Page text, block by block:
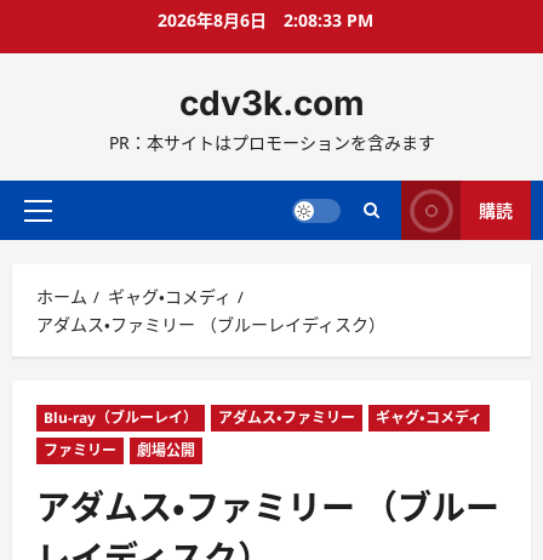
ス
ッ
2026年8月6日 2:08:35 PM
cdv3k.com
PR：本サイトはプロモーションを含みます
メ
メ
ニ
ュ
購読
ホーム
ギャグ・コメディ
アダムス・ファミリー （ブルーレイディスク）
Blu-ray（ブルーレイ） アダムス・ファミリー
ギャグ・コメディ
ファミリー
劇場公開
アダムス・ファミリー （ブルー